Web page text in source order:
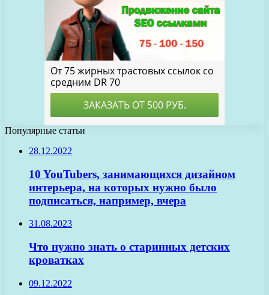
Популярные статьи
28.12.2022
10 YouTubers, занимающихся дизайном
интерьера, на которых нужно было
подписаться, например, вчера
31.08.2023
Что нужно знать о старинных детских
кроватках
09.12.2022